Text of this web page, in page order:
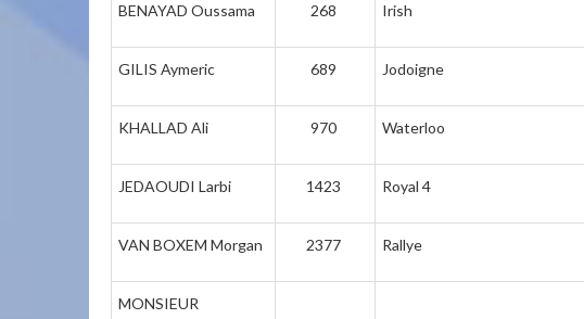
BENAYAD Oussama 268 Irish
GILIS Aymeric 689 Jodoigne
KHALLAD Ali 970 Waterloo
JEDAOUDI Larbi 1423 Royal 4
VAN BOXEM Morgan 2377 Rallye
MONSIEUR